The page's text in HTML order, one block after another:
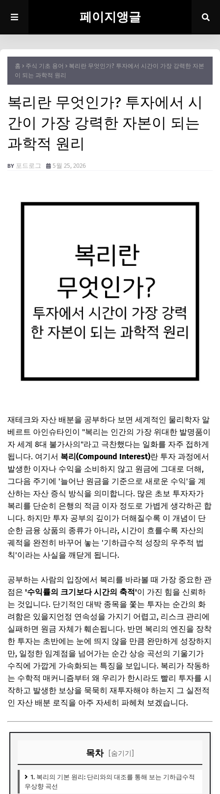
페이지앵글
홈 주식 기초 용어
복리란 무엇인가? 투자에서 시간이 가장 강력한 자본
이 되는 과학적 원리
복리란 무엇인가? 투자에서 시
간이 가장 강력한 자본이 되는
과학적 원리
포드로그 5월 25, 2026
재테크와 자산 배분을 공부하다 보면 세계적인 물리학자 알
베르트 아인슈타인이 "복리는 인간의 가장 위대한 발명품이
자 세계 8대 불가사의"라고 극찬했다는 일화를 자주 접하게
됩니다. 여기서 복리(Compound Interest)란 투자 과정에서
발생한 이자나 수익을 소비하지 않고 원금에 그대로 더해,
그다음 주기에 '늘어난 원금을 기준으로 새로운 수익'을 계
산하는 자산 증식 방식을 의미합니다. 많은 초보 투자자가
복리를 단순히 은행의 적금 이자 정도로 가볍게 생각하곤 합
니다. 하지만 투자 공부의 깊이가 더해질수록 이 개념이 단
순한 금융 상품의 종류가 아니라, 시간이 흐를수록 자산의
궤적을 완전히 바꾸어 놓는 '기하급수적 성장의 우주적 법
칙'이라는 사실을 깨닫게 됩니다.
공부하는 사람의 입장에서 복리를 바라볼 때 가장 중요한 관
점은 '수익률의 크기보다 시간의 축적'이 가진 힘을 신뢰하
는 것입니다. 단기적인 대박 종목을 쫓는 투자는 순간의 화
려함은 있을지언정 연속성을 가지기 어렵고, 리스크 관리에
실패하면 원금 자체가 훼손됩니다. 반면 복리의 엔진을 장착
한 투자는 초반에는 눈에 띄지 않을 만큼 완만하게 성장하지
만, 일정한 임계점을 넘어가는 순간 상승 곡선의 기울기가
수직에 가깝게 가속화되는 특징을 보입니다. 복리가 작동하
는 수학적 매커니즘부터 왜 우리가 한시라도 빨리 투자를 시
작하고 발생한 보상을 묵묵히 재투자해야 하는지 그 실전적
인 자산 배분 로직을 아주 자세히 파헤쳐 보겠습니다.
목차 [숨기기]
1. 복리의 기본 원리: 단리와의 대조를 통해 보는 기하급수적
우상향 곡선